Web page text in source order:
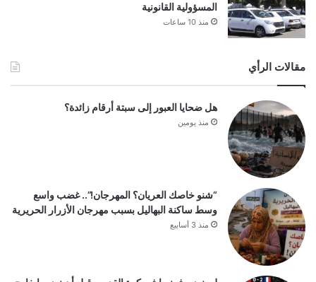
المسؤولية القانونية
منذ 10 ساعات
مقالات الرأي
هل ضحايا العبور إلى سبتة أرقام زائدة؟
منذ يومين
“شنو خاصك العريان؟ المهرجان!”.. غضب واسع
وسط ساكنة البهاليل بسبب مهرجان الأزرار الحريرية
منذ 3 أسابيع